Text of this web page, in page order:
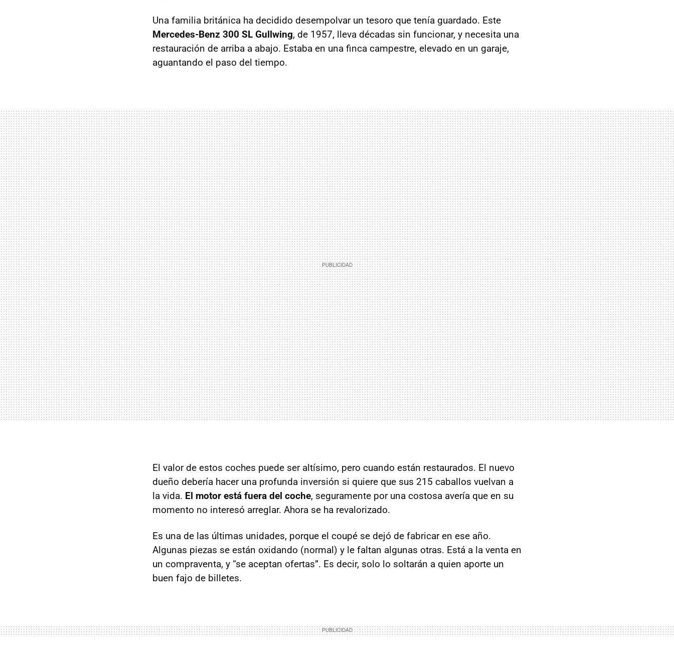
Una familia británica ha decidido desempolvar un tesoro que tenía guardado. Este
Mercedes-Benz 300 SL Gullwing, de 1957, lleva décadas sin funcionar, y necesita una
restauración de arriba a abajo. Estaba en una finca campestre, elevado en un garaje,
aguantando el paso del tiempo.
El valor de estos coches puede ser altísimo, pero cuando están restaurados. El nuevo
dueño debería hacer una profunda inversión si quiere que sus 215 caballos vuelvan a
la vida. El motor está fuera del coche, seguramente por una costosa avería que en su
momento no interesó arreglar. Ahora se ha revalorizado.
Es una de las últimas unidades, porque el coupé se dejó de fabricar en ese año.
Algunas piezas se están oxidando (normal) y le faltan algunas otras. Está a la venta en
un compraventa, y “se aceptan ofertas”. Es decir, solo lo soltarán a quien aporte un
buen fajo de billetes.